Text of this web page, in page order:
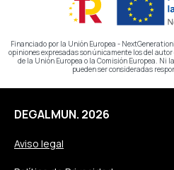
Financiado por la Unión Europea -
opiniones expresadas son únicamente los del
de la Unión Europea o la Comisión Europea. Ni
pueden ser consideradas
DEGALMUN. 2026
Aviso legal